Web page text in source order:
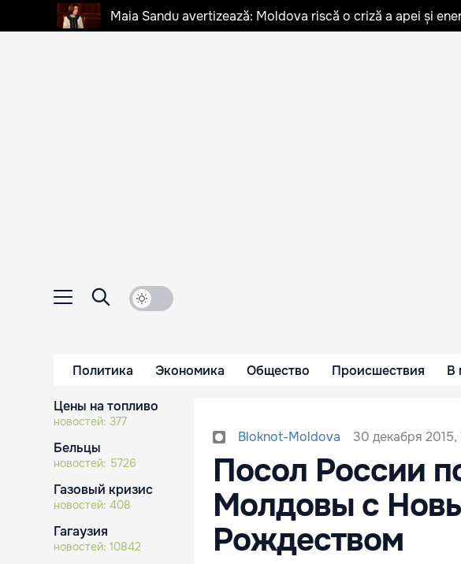
Maia Sandu avertizează: Moldova riscă o criză a apei și
Политика Экономика Общество Происшествия В
Цены на топливо
новостей: 377
Бельцы
новостей: 5726
Газовый кризис
новостей: 408
Гагаузия
новостей: 10842
Bloknot-Moldova 30 декабря 2015,
Посол России
Молдовы с
Рождеством